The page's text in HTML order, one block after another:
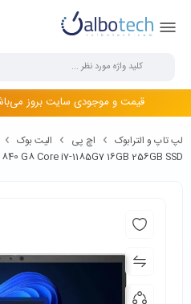
قیمت و موجودی سایت بروز
لپ تاپ و الترابوک اچ پی الیت بوک
G8 Core i7-1185G7 16GB 256GB SSD